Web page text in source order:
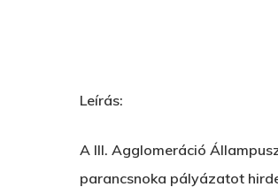
Leírás:
A III. Agglomeráció
parancsnoka pályázatot